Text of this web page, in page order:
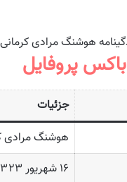
باکس پروفایل
جزئیات
هوشنگ مرادی
۱۶ شهریور ۱۳۲۳ برابر با ۷ سپتامبر ۱۹۴۴